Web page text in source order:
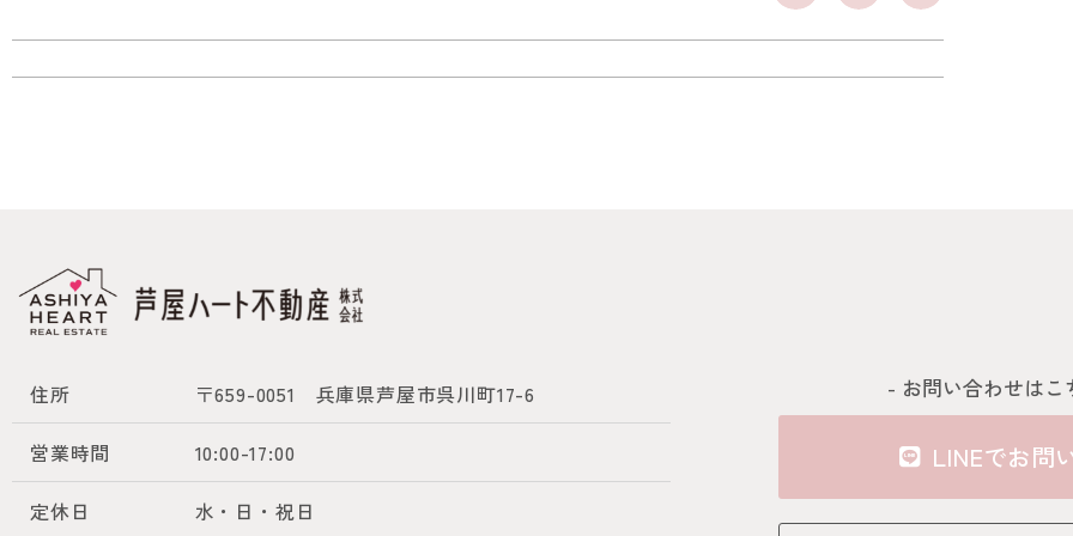
住所 〒659-0051 兵庫県芦屋市呉川町17-6
営業時間 10:00-17:00
定休日 水・日・祝日
- お問い合わせはこ
LINEでお問